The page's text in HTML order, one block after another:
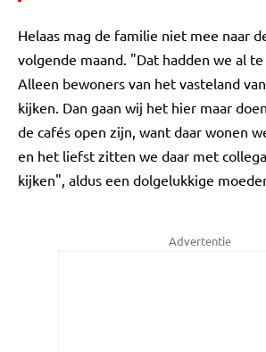
Helaas mag de familie niet mee naar
volgende maand. "Dat hadden we al
Alleen bewoners van het vasteland
kijken. Dan gaan wij het hier maar
de cafés open zijn, want daar wonen
en het liefst zitten we daar met
kijken", aldus een dolgelukkige
Advertentie